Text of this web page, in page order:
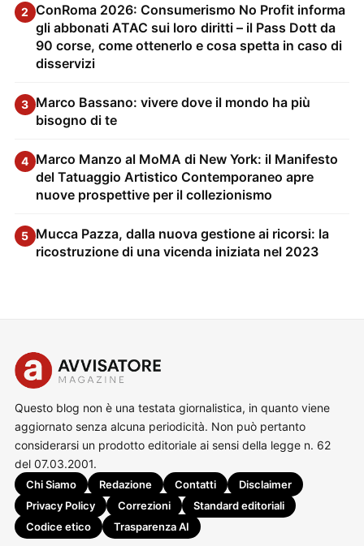
2 ConRoma 2026: Consumerismo No Profit informa
gli abbonati ATAC sui loro diritti – il Pass Dott da
90 corse, come ottenerlo e cosa spetta in caso di
disservizi
3 Marco Bassano: vivere dove il mondo ha più
bisogno di te
4 Marco Manzo al MoMA di New York: il Manifesto
del Tatuaggio Artistico Contemporaneo apre
nuove prospettive per il collezionismo
5 Mucca Pazza, dalla nuova gestione ai ricorsi: la
ricostruzione di una vicenda iniziata nel 2023
Questo blog non è una testata giornalistica, in quanto viene
aggiornato senza alcuna periodicità. Non può pertanto
considerarsi un prodotto editoriale ai sensi della legge n. 62
del 07.03.2001.
Chi Siamo Redazione Contatti
Disclaimer
Privacy Policy
Correzioni
Standard editoriali
Codice etico
Trasparenza AI